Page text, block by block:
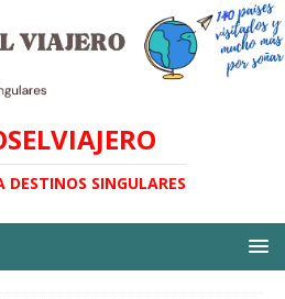
DESTINOS SINGULARES